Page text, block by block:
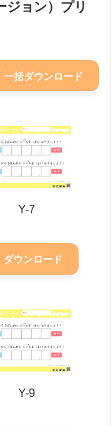
ジョン）プリ
一括ダウンロード
Y-7
ダウンロード
Y-9